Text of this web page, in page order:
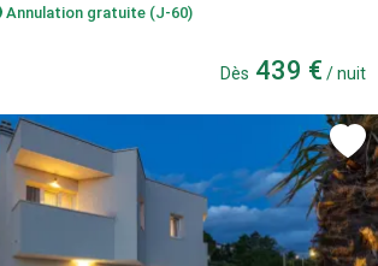
Annulation gratuite (J-60)
Dès 439 € / nuit